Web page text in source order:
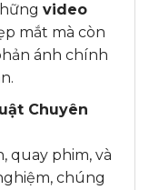
video
mắt mà còn
ánh chính
Chuyên
quay phim, và
chúng